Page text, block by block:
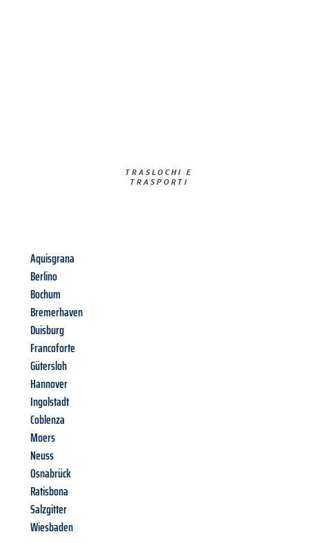
TRASLOCHI E
TRASPORTI​
Aquisgrana
Berlino
Bochum
Bremerhaven
Duisburg
Francoforte
Gütersloh
Hannover
Ingolstadt
Coblenza
Moers
Neuss
Osnabrück
Ratisbona
Salzgitter
Wiesbaden